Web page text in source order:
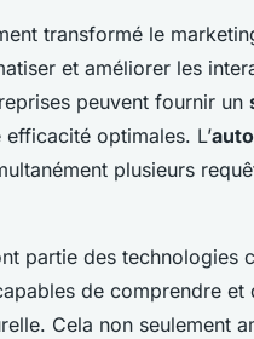
transformé le
et améliorer les
peuvent fournir un
optimales. L’
plusieurs
partie des technologies
de comprendre et
Cela non seulement